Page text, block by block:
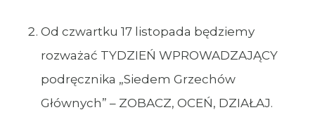
Od czwartku 17 listopada będziemy
rozważać TYDZIEŃ WPROWADZAJĄCY
podręcznika „Siedem Grzechów
Głównych” – ZOBACZ, OCEŃ, DZIAŁAJ.